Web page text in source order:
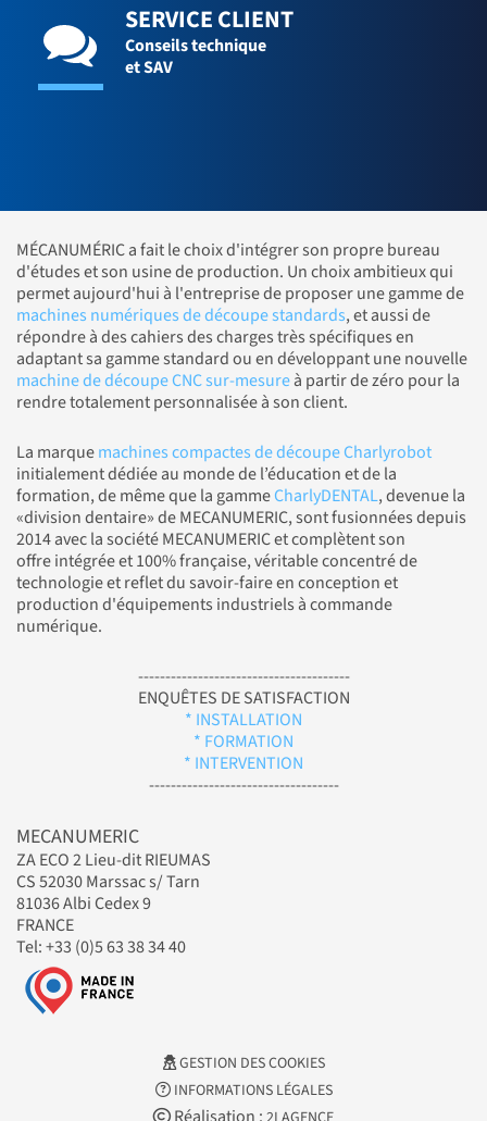
SERVICE CLIENT
Conseils technique
et SAV
MÉCANUMÉRIC a fait le choix d'intégrer son propre bureau
d'études et son usine de production. Un choix ambitieux qui
permet aujourd'hui à l'entreprise de proposer une gamme de
machines numériques de découpe standards, et aussi de
répondre à des cahiers des charges très spécifiques en
adaptant sa gamme standard ou en développant une nouvelle
machine de découpe CNC sur-mesureà partir de zéro pour la
rendre totalement personnalisée à son client.
La marquemachines compactes de découpe Charlyrobot
initialement dédiée au monde de l’éducation et de la
formation, de même que la gammeCharlyDENTAL, devenue la
«division dentaire» de MECANUMERIC, sont fusionnées depuis
2014 avec la société MECANUMERIC et complètent son
offre intégrée et 100% française, véritable concentré de
technologie et reflet du savoir-faire en conception et
production d'équipements industriels à commande
numérique.
---------------------------------------
ENQUÊTES DE SATISFACTION
* INSTALLATION
* FORMATION
* INTERVENTION
-----------------------------------
MECANUMERIC
ZA ECO 2 Lieu-dit RIEUMAS
CS 52030 Marssac s/ Tarn
81036 Albi Cedex 9
FRANCE
Tel: +33 (0)5 63 38 34 40
GESTION DES COOKIES
INFORMATIONS LÉGALES